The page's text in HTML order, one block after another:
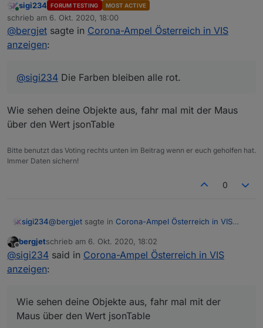
Online
sigi234 FORUM TESTING MOST ACTIVE
schrieb am 6. Okt. 2020, 18:00
zuletzt editiert von
@bergjet sagte in Corona-Ampel Österreich in VIS
anzeigen:
@sigi234 Die Farben bleiben alle rot.
Wie sehen deine Objekte aus, fahr mal mit der Maus
über den Wert jsonTable
Bitte benutzt das Voting rechts unten im Beitrag wenn er euch geholfen hat.
Immer Daten sichern!
0
sigi234@bergjet sagte in Corona-Ampel Österreich in VIS
@sigi234Die Farben bleiben alle rot.
Offline
bergjetschrieb am 6. Okt. 2020, 18:02
zuletzt editiert von
@sigi234 said in Corona-Ampel Österreich in VIS
anzeigen:
Wie sehen deine Objekte aus, fahr mal mit der
Maus über den Wert jsonTable